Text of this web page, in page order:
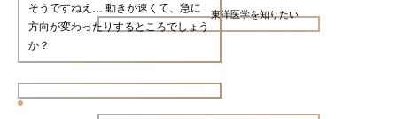
東洋医学を知りたい
そうですねえ… 動きが速くて、急に
方向が変わったりするところでしょう
か？